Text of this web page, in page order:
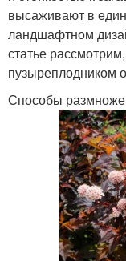
высаживают в
ландшафтном
статье
пузыреплодником
Способы